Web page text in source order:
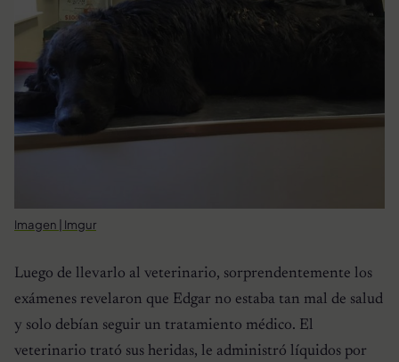
Imagen | Imgur
Luego de llevarlo al veterinario, sorprendentemente los
exámenes revelaron que Edgar no estaba tan mal de salud
y solo debían seguir un tratamiento médico. El
veterinario trató sus heridas, le administró líquidos por